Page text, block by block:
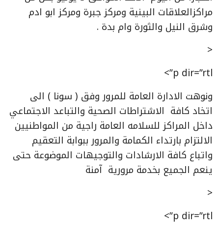
مراكزالعلاقات البينية ومركز جبرة ومركز ابو ادم
وشرق النيل والثورة وام بدة .
<
p dir=”rtl”>
ونوهت الادارة العامة للمرور وفق ( سونا ) الى
اتخاد كافة الاشتراطات الصحية والتباعد الاجتماعي
داخل المراكز للسلامه العامة راجية من المواطنيين
الالتزام بارتداء الكمامة والمرور ببوابة التعقيم
واتباع كافة الارشادات والتوجيهات الموضوعة حتى
ينعم الجميع بخدمة مرورية آمنة
<
p dir=”rtl”>